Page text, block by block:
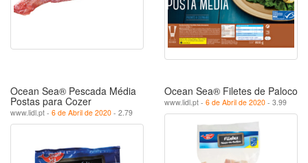
Ocean Sea® Pescada Média
Postas para Cozer
www.lidl.pt - 6 de Abril de 2020 - 2.79
Ocean Sea® Filetes de Paloco
www.lidl.pt - 6 de Abril de 2020 - 3.99